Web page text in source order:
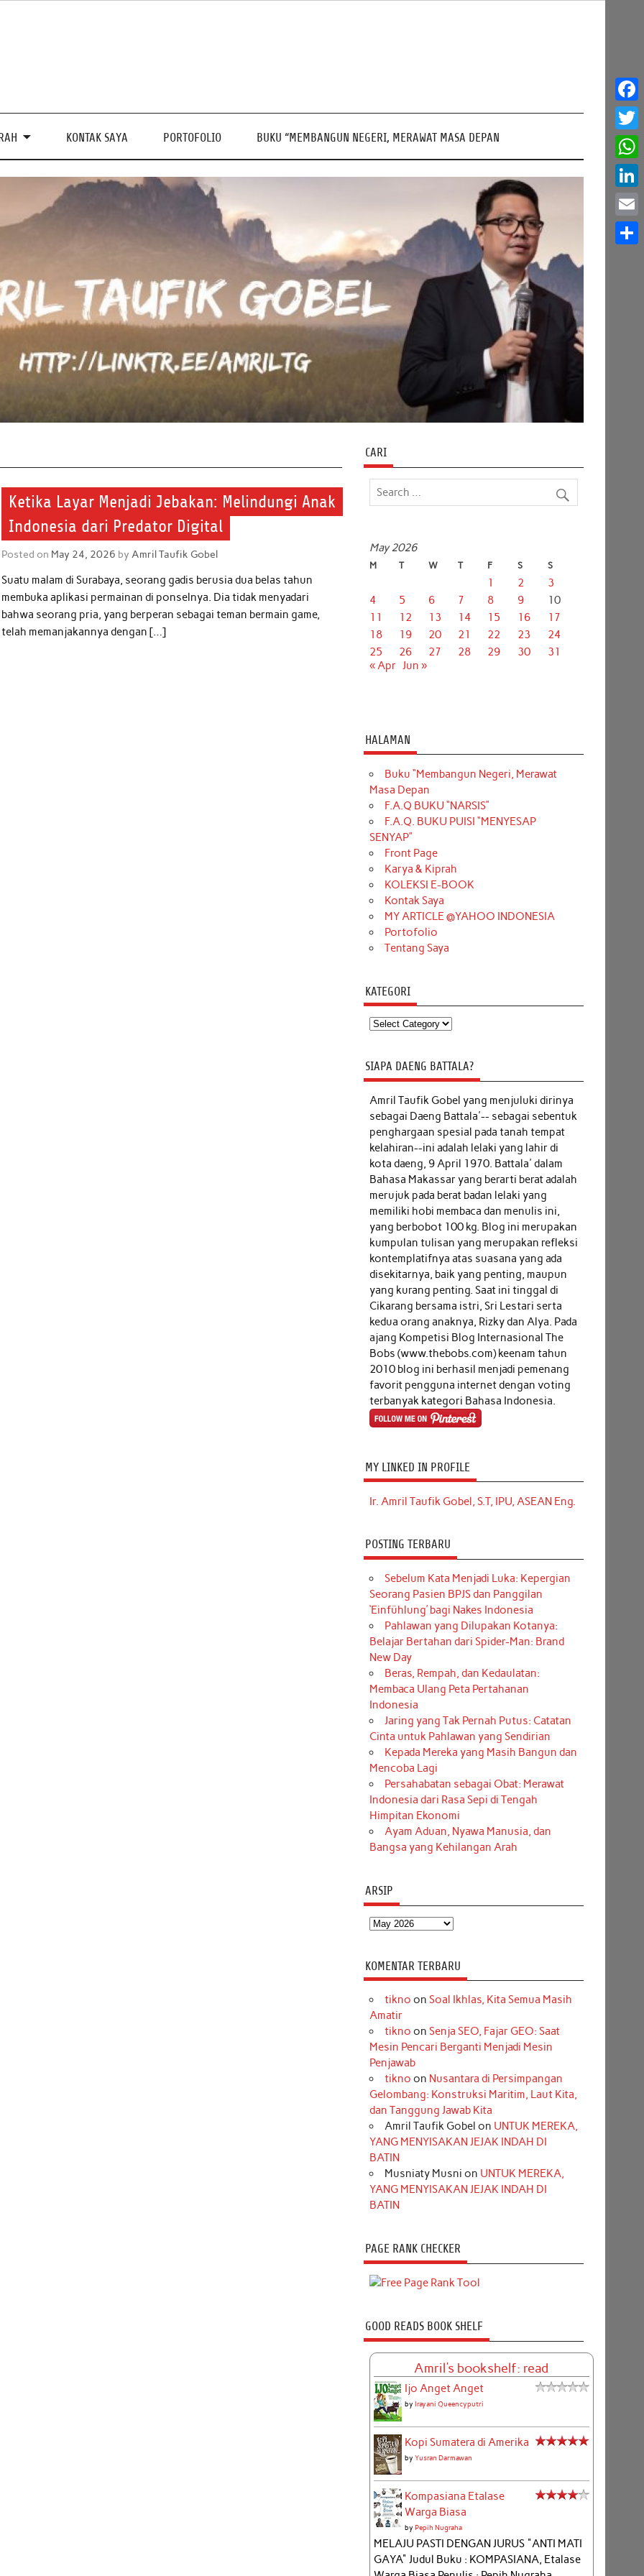
KONTAK SAYA PORTOFOLIO BUKU “MEMBANGUN NEGERI, MERAWAT MASA DEPAN
Ketika Layar Menjadi Jebakan: Melindungi Anak
Indonesia dari Predator Digital
Posted on May 24, 2026 byAmril Taufik Gobel
Suatu malam di Surabaya, seorang gadis berusia dua belas tahun
membuka aplikasi permainan di ponselnya. Dia tidak menyadari
bahwa seorang pria, yang berperan sebagai teman bermain game,
telah memanjakannya dengan […]
CARI
May 2026
M T W T F S S
1 2
3
4
5 6 7 8 9
10
11
12 13 14 15 16
17
18
19 20 21 22 23
24
25
26 27 28 29 30
31
« Apr Jun »
HALAMAN
Buku “Membangun Negeri, Merawat
Masa Depan
F.A.Q BUKU “NARSIS”
F.A.Q. BUKU PUISI “MENYESAP
SENYAP”
Front Page
Karya & Kiprah
KOLEKSI E-BOOK
Kontak Saya
MY ARTICLE @YAHOO INDONESIA
Portofolio
Tentang Saya
KATEGORI
Kategori
SIAPA DAENG BATTALA?
Amril Taufik Gobel yang menjuluki dirinya
sebagai Daeng Battala'-- sebagai sebentuk
penghargaan spesial pada tanah tempat
kelahiran--ini adalah lelaki yang lahir di
kota daeng, 9 April 1970. Battala' dalam
Bahasa Makassar yang berarti berat adalah
merujuk pada berat badan lelaki yang
memiliki hobi membaca dan menulis ini,
yang berbobot 100 kg. Blog ini merupakan
kumpulan tulisan yang merupakan refleksi
kontemplatifnya atas suasana yang ada
disekitarnya, baik yang penting, maupun
yang kurang penting. Saat ini tinggal di
Cikarang bersama istri, Sri Lestari serta
kedua orang anaknya, Rizky dan Alya. Pada
ajang Kompetisi Blog Internasional The
Bobs (www.thebobs.com) keenam tahun
2010 blog ini berhasil menjadi pemenang
favorit pengguna internet dengan voting
terbanyak kategori Bahasa Indonesia.
MY LINKED IN PROFILE
Ir. Amril Taufik Gobel, S.T, IPU, ASEAN Eng.
POSTING TERBARU
Sebelum Kata Menjadi Luka: Kepergian
Seorang Pasien BPJS dan Panggilan
‘Einfühlung’ bagi Nakes Indonesia
Pahlawan yang Dilupakan Kotanya:
Belajar Bertahan dari Spider-Man: Brand
New Day
Beras, Rempah, dan Kedaulatan:
Membaca Ulang Peta Pertahanan
Indonesia
Jaring yang Tak Pernah Putus: Catatan
Cinta untuk Pahlawan yang Sendirian
Kepada Mereka yang Masih Bangun dan
Mencoba Lagi
Persahabatan sebagai Obat: Merawat
Indonesia dari Rasa Sepi di Tengah
Himpitan Ekonomi
Ayam Aduan, Nyawa Manusia, dan
Bangsa yang Kehilangan Arah
ARSIP
Arsip
KOMENTAR TERBARU
tikno on Soal Ikhlas, Kita Semua Masih
Amatir
tikno on Senja SEO, Fajar GEO: Saat
Mesin Pencari Berganti Menjadi Mesin
Penjawab
tikno on Nusantara di Persimpangan
Gelombang: Konstruksi Maritim, Laut Kita,
dan Tanggung Jawab Kita
Amril Taufik Gobel on UNTUK MEREKA,
YANG MENYISAKAN JEJAK INDAH DI
BATIN
Musniaty Musni on UNTUK MEREKA,
YANG MENYISAKAN JEJAK INDAH DI
BATIN
PAGE RANK CHECKER
GOOD READS BOOK SHELF
Amril's bookshelf: read
Ijo Anget Anget
by Irayani Queencyputri
Kopi Sumatera di Amerika
by Yusran Darmawan
Kompasiana Etalase
Warga Biasa
by Pepih Nugraha
MELAJU PASTI DENGAN JURUS "ANTI MATI
GAYA" Judul Buku : KOMPASIANA, Etalase
Email